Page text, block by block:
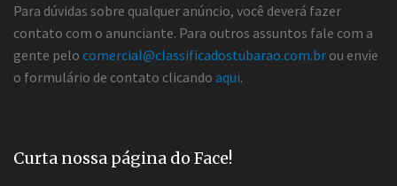
Para dúvidas sobre qualquer anúncio, você deverá fazer
contato com o anunciante. Para outros assuntos fale com a
gente pelo comercial@classificadostubarao.com.br ou envie
o formulário de contato clicando aqui.
Curta nossa página do Face!